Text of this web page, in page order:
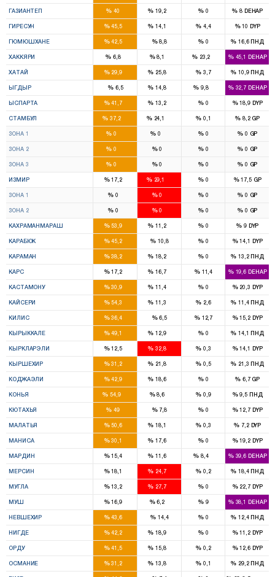
ГАЗИАНТЕП % 40 % 19,2 % 0 % 8 DEHAP
ГИРЕСУН %45,5 % 14,1 % 4,4 %10DYP
ГЮМЮШХАНЕ %42,5 %8,8 % 0 % 16,6ПНД
ХАККЯРИ %6,8 %8,1 %23,2 %45,1DEHAP
ХАТАЙ %29,9 % 25,8 % 3,7 % 10,9ПНД
ЫГДЫР %6,5 % 14,8 % 9,8 %32,7DEHAP
ЫСПАРТА %41,7 % 13,2 % 0 %18,9 DYP
СТАМБУЛ % 37,2 %24,1 % 0,1 %8,2 GP
ЗОНА 1 % 0 % 0 % 0 %0 GP
ЗОНА 2 % 0 %0 % 0 %0 GP
ЗОНА 3 % 0 %0 % 0 %0 GP
ИЗМИР %17,2 %29,1 % 0 %17,5 GP
ЗОНА 1 %0 %0 % 0 %0 GP
ЗОНА 2 %0 %0 % 0 %0 GP
КАХРАМАНМАРАШ %53,9 % 11,2 % 0 %9 DYP
КАРАБЮК %45,2 % 10,8 % 0 %14,1 DYP
КАРАМАН %38,2 % 18,2 % 0 % 13,2ПНД
КАРС %17,2 % 16,7 %11,4 %19,6DEHAP
КАСТАМОНУ %30,9 % 11,4 % 0 %20,3 DYP
КАЙСЕРИ %54,3 % 11,3 % 2,6 % 11,4ПНД
КИЛИС %36,4 %6,5 %12,7 %15,2 DYP
КЫРЫККАЛЕ %49,1 % 12,9 % 0 % 14,1ПНД
КЫРКЛАРЭЛИ %12,5 % 32,8 % 0,3 %14,1 DYP
КЫРШЕХИР %31,2 % 21,8 % 0,5 % 21,3ПНД
КОДЖАЭЛИ %42,9 % 18,6 % 0 %6,7 GP
КОНЬЯ % 54,9 %8,6 % 0,9 %9,5ПНД
КЮТАХЬЯ % 49 %7,8 % 0 %12,7 DYP
МАЛАТЬЯ %50,6 % 18,1 % 0,3 % 7,2 DYP
МАНИСА %30,1 % 17,6 % 0 %19,2 DYP
МАРДИН %15,4 % 11,6 % 8,4 %39,6DEHAP
МЕРСИН %18,1 % 24,7 % 0,2 % 18,4ПНД
МУГЛА %13,2 % 27,7 % 0 %22,7 DYP
МУШ %16,9 %6,2 % 9 %38,1DEHAP
НЕВШЕХИР %43,6 % 14,4 % 0 % 12,4ПНД
НИГДЕ %42,2 % 18,9 % 0 %11,2 DYP
ОРДУ %41,5 % 15,8 % 0,2 %12,6 DYP
ОСМАНИЕ %31,2 % 13,8 % 0,1 % 29,2ПНД